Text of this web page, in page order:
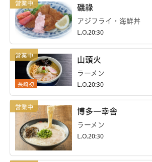
磯祿
アジフライ・海鮮丼
L.O.20:30
長崎初
山頭火
ラーメン
L.O.20:30
博多一幸舎
ラーメン
L.O.20:30